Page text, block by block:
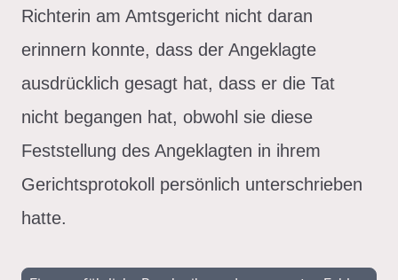
Richterin am Amtsgericht nicht daran
erinnern konnte, dass der Angeklagte
ausdrücklich gesagt hat, dass er die Tat
nicht begangen hat, obwohl sie diese
Feststellung des Angeklagten in ihrem
Gerichtsprotokoll persönlich unterschrieben
hatte.